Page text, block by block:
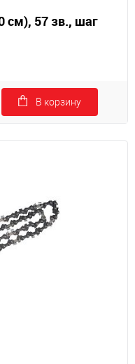
см), 57 зв., шаг
В корзину